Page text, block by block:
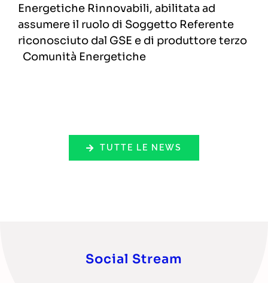
Energetiche Rinnovabili, abilitata ad
assumere il ruolo di Soggetto Referente
riconosciuto dal GSE e di produttore terzo
Comunità Energetiche
TUTTE LE NEWS
Social Stream